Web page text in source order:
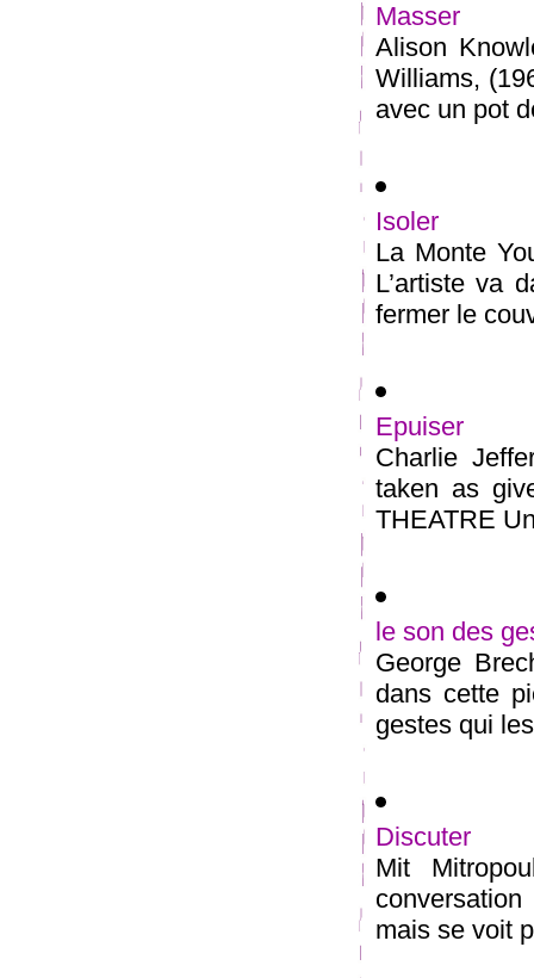
Masser
Alison
Williams,
avec un pot
Isoler
La Monte
L’artiste va
fermer le
Epuiser
Charlie
taken as
THEATRE
le son des
George
dans cette
gestes qui
Discuter
Mit
mais se voit